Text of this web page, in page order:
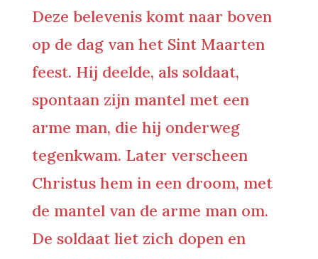
Deze belevenis komt naar boven
op de dag van het Sint Maarten
feest. Hij deelde, als soldaat,
spontaan zijn mantel met een
arme man, die hij onderweg
tegenkwam. Later verscheen
Christus hem in een droom, met
de mantel van de arme man om.
De soldaat liet zich dopen en